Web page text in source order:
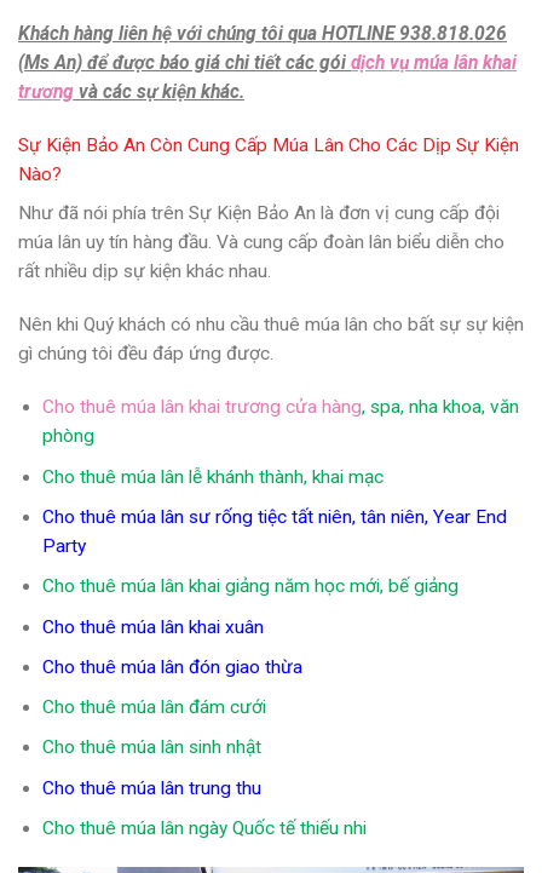
Khách hàng liên hệ với chúng tôi qua HOTLINE 938.818.026
(Ms An) để được báo giá chi tiết các gói dịch vụ múa lân khai
trương và các sự kiện khác.
Sự Kiện Bảo An Còn Cung Cấp Múa Lân Cho Các Dịp Sự Kiện
Nào?
Như đã nói phía trên Sự Kiện Bảo An là đơn vị cung cấp đội
múa lân uy tín hàng đầu. Và cung cấp đoàn lân biểu diễn cho
rất nhiều dịp sự kiện khác nhau.
Nên khi Quý khách có nhu cầu thuê múa lân cho bất sự sự kiện
gì chúng tôi đều đáp ứng được.
Cho thuê múa lân khai trương cửa hàng, spa, nha khoa, văn
phòng
Cho thuê múa lân lễ khánh thành, khai mạc
Cho thuê múa lân sư rống tiệc tất niên, tân niên, Year End
Party
Cho thuê múa lân khai giảng năm học mới, bế giảng
Cho thuê múa lân khai xuân
Cho thuê múa lân đón giao thừa
Cho thuê múa lân đám cưới
Cho thuê múa lân sinh nhật
Cho thuê múa lân trung thu
Cho thuê múa lân ngày Quốc tế thiếu nhi